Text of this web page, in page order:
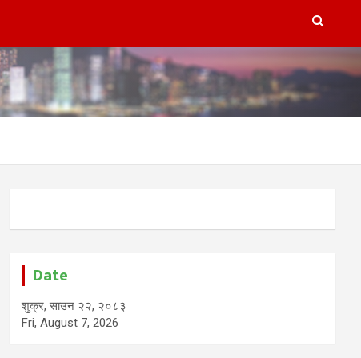
Date
शुक्र, साउन २२, २०८३
Fri, August 7, 2026